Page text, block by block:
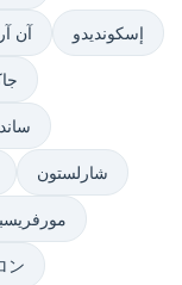
آن إسكونديدو
شارلستون
ン